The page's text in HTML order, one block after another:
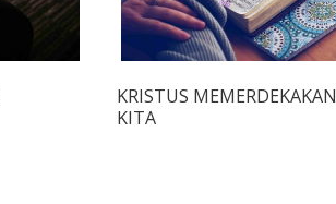
KRISTUS MEMERDEKAKAN
KITA